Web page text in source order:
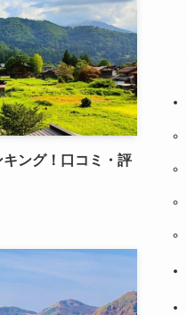
ング！口コミ・評